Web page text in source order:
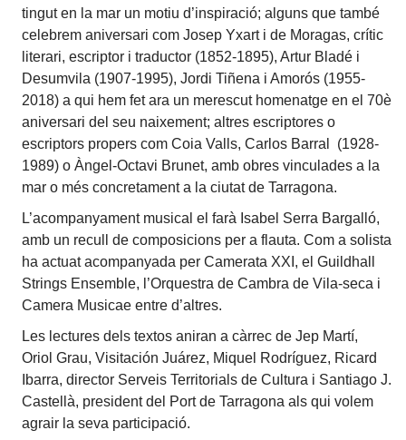
tingut en la mar un motiu d’inspiració; alguns que també
celebrem aniversari com Josep Yxart i de Moragas, crític
literari, escriptor i traductor (1852-1895), Artur Bladé i
Desumvila (1907-1995), Jordi Tiñena i Amorós (1955-
2018) a qui hem fet ara un merescut homenatge en el 70è
aniversari del seu naixement; altres escriptores o
escriptors propers com Coia Valls, Carlos Barral (1928-
1989) o Àngel-Octavi Brunet, amb obres vinculades a la
mar o més concretament a la ciutat de Tarragona.
L’acompanyament musical el farà Isabel Serra Bargalló,
amb un recull de composicions per a flauta. Com a solista
ha actuat acompanyada per Camerata XXI, el Guildhall
Strings Ensemble, l’Orquestra de Cambra de Vila-seca i
Camera Musicae entre d’altres.
Les lectures dels textos aniran a càrrec de Jep Martí,
Oriol Grau, Visitación Juárez, Miquel Rodríguez, Ricard
Ibarra, director Serveis Territorials de Cultura i Santiago J.
Castellà, president del Port de Tarragona als qui volem
agrair la seva participació.